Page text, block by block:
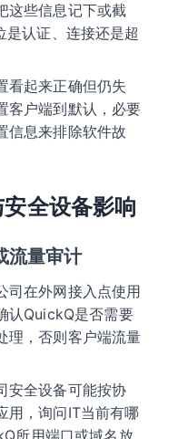
这些信息记下或截
是认证、连接还是超
看起来正确但仍失
客户端到默认，必要
信息来排除软件故
全设备影响
流量审计
司在外网接入点使用
认QuickQ是否需要
理，否则客户端流量
安全设备可能按协
用，询问IT当前有哪